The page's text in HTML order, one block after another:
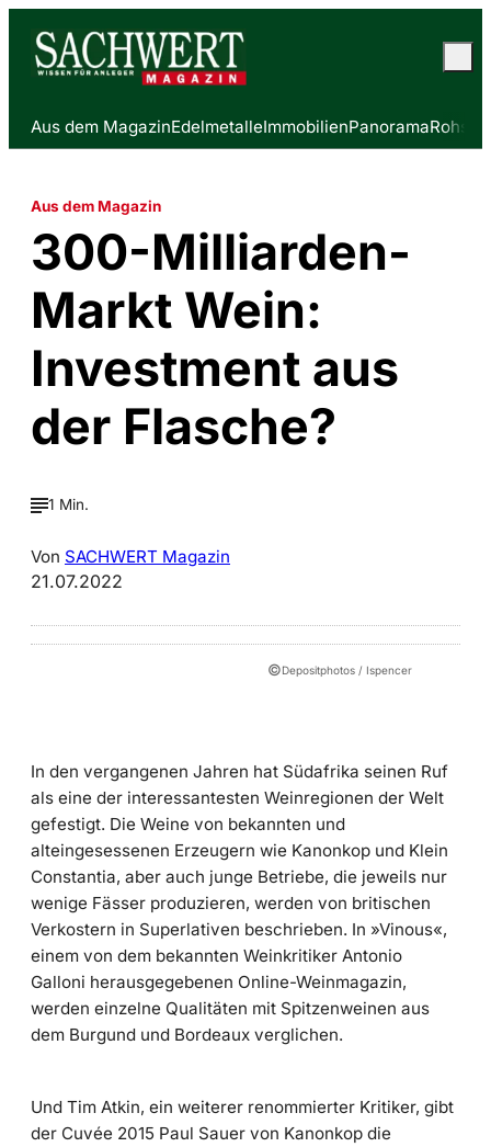
Aus dem MagazinEdelmetalleImmobilienPanorama
Aus dem Magazin
300-Milliarden-
Markt Wein:
Investment aus
der Flasche?
1 Min.
Von SACHWERT Magazin
21.07.2022
©Depositphotos / Ispencer
In den vergangenen Jahren hat Südafrika seinen Ruf
als eine der interessantesten Weinregionen der Welt
gefestigt. Die Weine von bekannten und
alteingesessenen Erzeugern wie Kanonkop und Klein
Constantia, aber auch junge Betriebe, die jeweils nur
wenige Fässer produzieren, werden von britischen
Verkostern in Superlativen beschrieben. In »Vinous«,
einem von dem bekannten Weinkritiker Antonio
Galloni herausgegebenen Online-Weinmagazin,
werden einzelne Qualitäten mit Spitzenweinen aus
dem Burgund und Bordeaux verglichen.
Und Tim Atkin, ein weiterer renommierter Kritiker, gibt
der Cuvée 2015 Paul Sauer von Kanonkop die